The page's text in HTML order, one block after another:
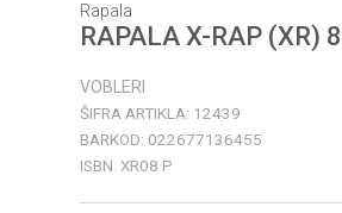
Rapala
RAPALA X-RAP (XR)
VOBLERI
ŠIFRA ARTIKLA: 12439
BARKOD: 022677136455
ISBN: XR08 P